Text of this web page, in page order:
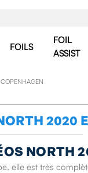
FOILS
FOIL
ASSIST
2020
NORTH
elle est très